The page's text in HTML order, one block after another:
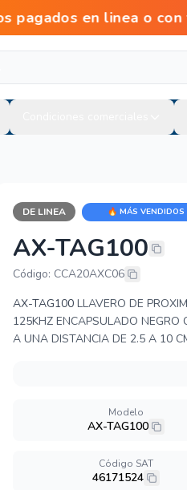
pagados en linea o
DE LINEA 🔥 MÁS VENDIDOS
AXCEZE AX-
AX-TAG100
Código: CCA20AXC06
AX-TAG100 LLAVERO DE
125KHZ ENCAPSULADO NEGRO
A UNA DISTANCIA DE 2.5 A 10
Modelo
AX-TAG100
Código SAT
46171524